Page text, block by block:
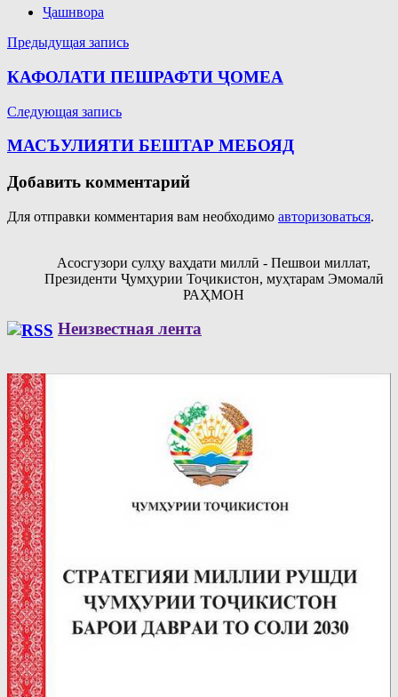
Ҷашнвора
Навигация
по
Предыдущая запись
КАФОЛАТИ ПЕШРАФТИ ҶОМЕА
Следующая запись
МАСЪУЛИЯТИ БЕШТАР МЕБОЯД
Добавить комментарий
Для отправки комментария вам необходимо авторизоваться.
Асосгузори сулҳу ваҳдати миллӣ - Пешвои миллат,
Президенти Ҷумҳурии Тоҷикистон, муҳтарам Эмомалӣ
РАҲМОН
Неизвестная лента